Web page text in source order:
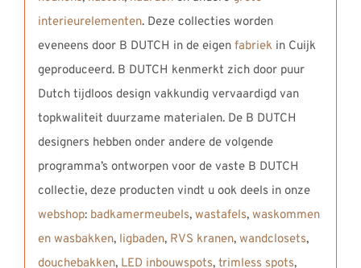
interieurelementen. Deze collecties worden
eveneens door B DUTCH in de eigen fabriekin Cuijk
geproduceerd. B DUTCH kenmerkt zich door puur
Dutch tijdloos design vakkundig vervaardigd van
topkwaliteit duurzame materialen. De B DUTCH
designers hebben onder andere de volgende
programma’s ontworpen voor de vaste B DUTCH
collectie, deze producten vindt u ook deels in onze
webshop: badkamermeubels, wastafels, waskommen
en wasbakken, ligbaden, RVS kranen, wandclosets,
douchebakken, LED inbouwspots, trimless spots,